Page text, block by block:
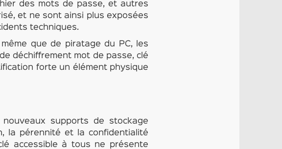
des mots de passe, et autres
et ne sont ainsi plus exposées
techniques.
que de piratage du PC, les
déchiffrement mot de passe, clé
forte un élément physique
supports de stockage
la pérennité et la confidentialité
accessible à tous ne présente